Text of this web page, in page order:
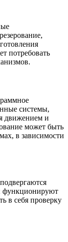
потребовать
системы,
движением и
может быть
в зависимости
функционируют
в себя проверку